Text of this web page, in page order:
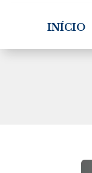
INÍCIO